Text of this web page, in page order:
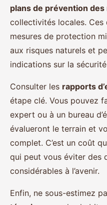
plans de prévention
collectivités locales.
mesures de protection
aux risques naturels et
indications sur la
Consulter les rapports
étape clé. Vous pouvez
expert ou à un bureau
évalueront le terrain et
complet. C’est un coût
qui peut vous éviter des
considérables à l’avenir.
Enfin, ne sous-estimez